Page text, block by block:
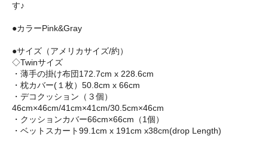
す♪
●カラーPink&Gray
●サイズ（アメリカサイズ/約）
◇Twinサイズ
・薄手の掛け布団172.7cm x 228.6cm
・枕カバー(１枚）50.8cm x 66cm
・デコクッション（３個）
46cm×46cm/41cm×41cm/30.5cm×46cm
・クッションカバー66cm×66cm（1個）
・ベットスカート99.1cm x 191cm x38cm(drop Length)